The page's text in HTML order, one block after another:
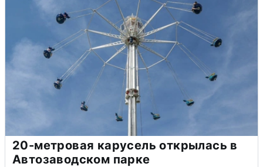
20-метровая карусель открылась в
Автозаводском парке